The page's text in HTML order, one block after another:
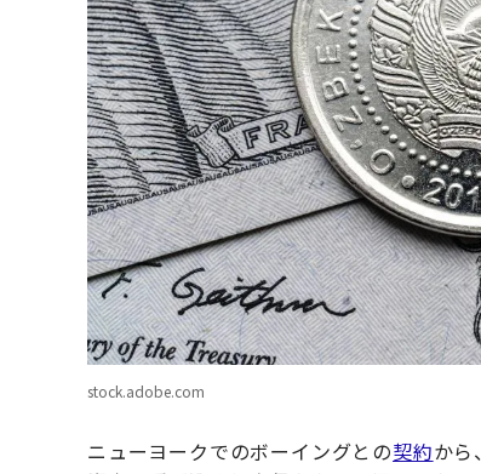
stock.adobe.com
ニューヨークでのボーイングとの契約か